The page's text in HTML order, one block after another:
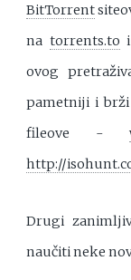
BitTorrent
na torrents.to
ovog
pametniji i brži
fileove -
http://
Drugi
naučiti neke